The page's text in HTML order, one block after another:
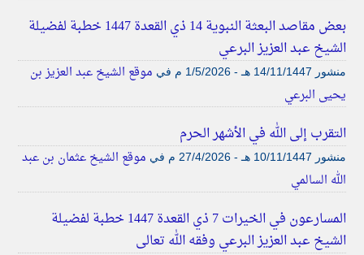
بعض مقاصد البعثة النبوية 14 ذي القعدة 1447 خطبة لفضيلة
الشيخ عبد العزيز البرعي
منشور في موقع الشيخ عبد العزيز بن
يحيى البرعي
التقرب إلى الله في الأشهر الحرم
منشور في موقع الشيخ عثمان بن عبد
الله السالمي
المسارعون في الخيرات 7 ذي القعدة 1447 خطبة لفضيلة
الشيخ عبد العزيز البرعي وفقه الله تعالى